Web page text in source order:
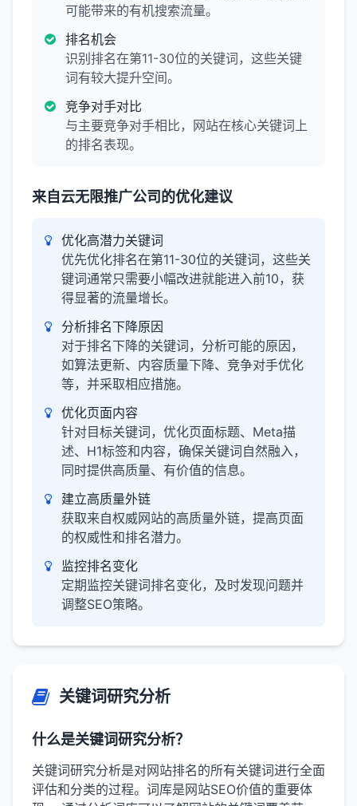
可能带来的有机搜索流量。
排名机会
识别排名在第11-30位的关键词，这些关键
词有较大提升空间。
竞争对手对比
与主要竞争对手相比，网站在核心关键词上
的排名表现。
来自云无限推广公司的优化建议
优化高潜力关键词
优先优化排名在第11-30位的关键词，这些关
键词通常只需要小幅改进就能进入前10，获
得显著的流量增长。
分析排名下降原因
对于排名下降的关键词，分析可能的原因，
如算法更新、内容质量下降、竞争对手优化
等，并采取相应措施。
优化页面内容
针对目标关键词，优化页面标题、Meta描
述、H1标签和内容，确保关键词自然融入，
同时提供高质量、有价值的信息。
建立高质量外链
获取来自权威网站的高质量外链，提高页面
的权威性和排名潜力。
监控排名变化
定期监控关键词排名变化，及时发现问题并
调整SEO策略。
关键词研究分析
什么是关键词研究分析？
关键词研究分析是对网站排名的所有关键词进行全面
评估和分类的过程。词库是网站SEO价值的重要体